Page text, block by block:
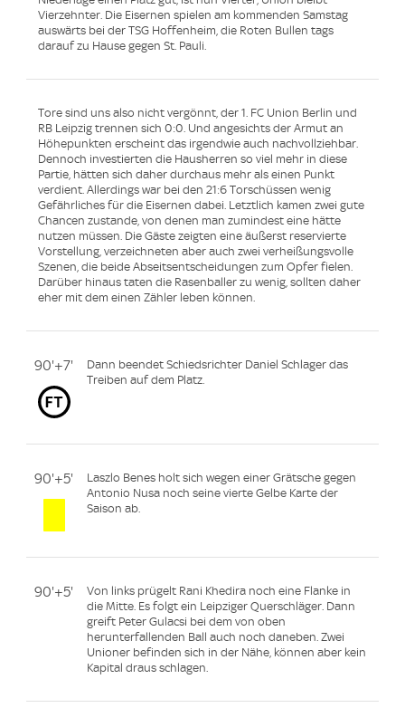
Vierzehnter. Die Eisernen spielen am kommenden Samstag
auswärts bei der TSG Hoffenheim, die Roten Bullen tags
darauf zu Hause gegen St. Pauli.
Tore sind uns also nicht vergönnt, der 1. FC Union Berlin und
RB Leipzig trennen sich 0:0. Und angesichts der Armut an
Höhepunkten erscheint das irgendwie auch nachvollziehbar.
Dennoch investierten die Hausherren so viel mehr in diese
Partie, hätten sich daher durchaus mehr als einen Punkt
verdient. Allerdings war bei den 21:6 Torschüssen wenig
Gefährliches für die Eisernen dabei. Letztlich kamen zwei gute
Chancen zustande, von denen man zumindest eine hätte
nutzen müssen. Die Gäste zeigten eine äußerst reservierte
Vorstellung, verzeichneten aber auch zwei verheißungsvolle
Szenen, die beide Abseitsentscheidungen zum Opfer fielen.
Darüber hinaus taten die Rasenballer zu wenig, sollten daher
eher mit dem einen Zähler leben können.
90'+7'
Dann beendet Schiedsrichter Daniel Schlager das
Treiben auf dem Platz.
90'+5'
Laszlo Benes holt sich wegen einer Grätsche gegen
Antonio Nusa noch seine vierte Gelbe Karte der
Saison ab.
90'+5'
Von links prügelt Rani Khedira noch eine Flanke in
die Mitte. Es folgt ein Leipziger Querschläger. Dann
greift Peter Gulacsi bei dem von oben
herunterfallenden Ball auch noch daneben. Zwei
Unioner befinden sich in der Nähe, können aber kein
Kapital draus schlagen.